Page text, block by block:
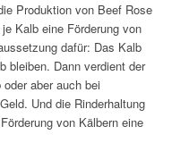
Produktion von Beef Rose
Kalb eine Förderung von
dafür: Das Kalb
bleiben. Dann verdient der
aber auch bei
Und die Rinderhaltung
von Kälbern eine